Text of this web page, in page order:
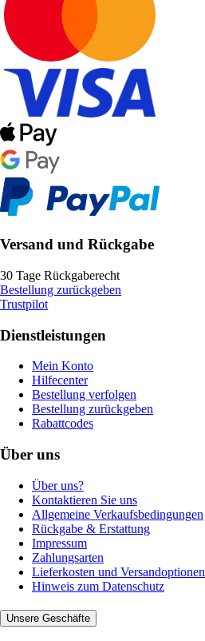
Versand und Rückgabe
30 Tage Rückgaberecht
Bestellung zurückgeben
Trustpilot
Dienstleistungen
Mein Konto
Hilfecenter
Bestellung verfolgen
Bestellung zurückgeben
Rabattcodes
Über uns
Über uns?
Kontaktieren Sie uns
Allgemeine Verkaufsbedingungen
Rückgabe & Erstattung
Impressum
Zahlungsarten
Lieferkosten und Versandoptionen
Hinweis zum Datenschutz
Unsere Geschäfte